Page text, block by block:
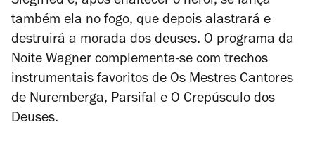
também ela no fogo, que depois alastrará e
destruirá a morada dos deuses. O programa da
Noite Wagner complementa-se com trechos
instrumentais favoritos de Os Mestres Cantores
de Nuremberga, Parsifal e O Crepúsculo dos
Deuses.